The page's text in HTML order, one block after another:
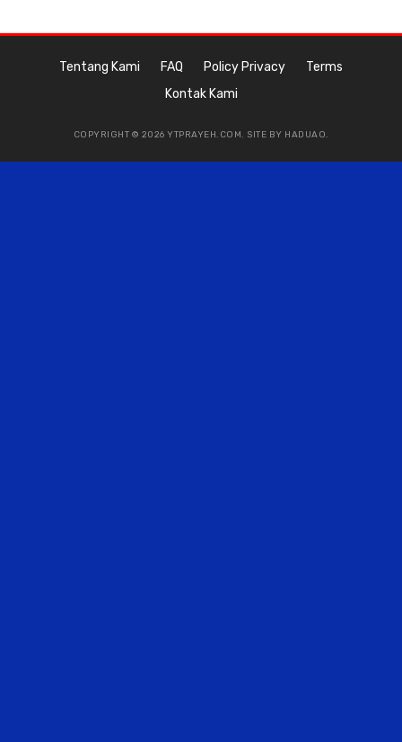
Tentang Kami FAQ Policy Privacy
Terms
Kontak Kami
COPYRIGHT © 2026 YTPRAYEH.COM. SITE BY HADUAO.